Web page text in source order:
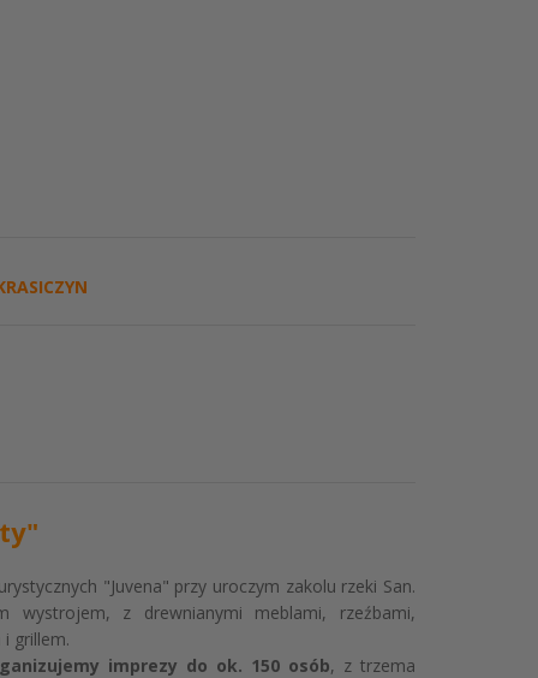
"Juvena" przy uroczym zakolu rzeki San.
z drewnianymi meblami, rzeźbami,
grillem.
imprezy do ok. 150 osób, z trzema